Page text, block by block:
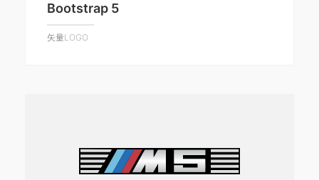
Bootstrap 5
矢量LOGO